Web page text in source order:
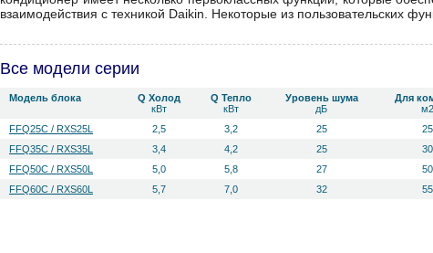
взаимодействия с техникой Daikin. Некоторые из пользовательских
Все модели серии
Модель блока
Q Холод
кВт
Q Тепло
кВт
Уровень ш­ума
дБ
Для
м2
FFQ25C / RXS25L
2,5 3,2 25 25
FFQ35C / RXS35L
3,4 4,2 25 30
FFQ50C / RXS50L
5,0 5,8 27 50
FFQ60C / RXS60L
5,7 7,0 32 55